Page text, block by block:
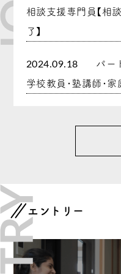
相談支援専門員【相
了】
2024.09.18
パー
学校教員・塾講師・
エントリー